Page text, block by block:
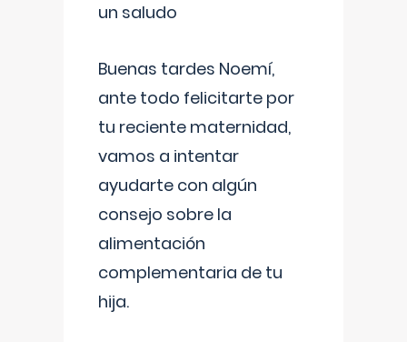
un saludo
Buenas tardes Noemí,
ante todo felicitarte por
tu reciente maternidad,
vamos a intentar
ayudarte con algún
consejo sobre la
alimentación
complementaria de tu
hija.